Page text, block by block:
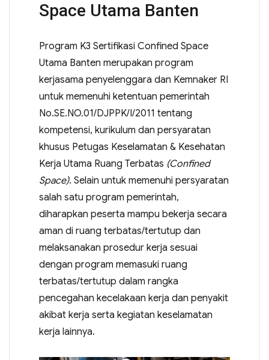
Space Utama Banten
Program K3 Sertifikasi Confined Space
Utama Banten merupakan program
kerjasama penyelenggara dan Kemnaker RI
untuk memenuhi ketentuan pemerintah
No.SE.NO.01/DJPPK/I/2011 tentang
kompetensi, kurikulum dan persyaratan
khusus Petugas Keselamatan & Kesehatan
Kerja Utama Ruang Terbatas (Confined
Space). Selain untuk memenuhi persyaratan
salah satu program pemerintah,
diharapkan peserta mampu bekerja secara
aman di ruang terbatas/tertutup dan
melaksanakan prosedur kerja sesuai
dengan program memasuki ruang
terbatas/tertutup dalam rangka
pencegahan kecelakaan kerja dan penyakit
akibat kerja serta kegiatan keselamatan
kerja lainnya.